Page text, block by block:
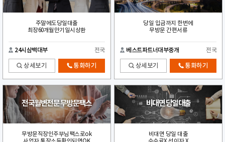
주말에도당일대출
최장60개월만기일시상환
24시삼백대부 전국
상세보기 통화하기
당일 입금까지 한번에
무방문 간편서류
베스트파트너대부중개 전국
상세보기 통화하기
전국월변전문 무방문팩스
무방문직장인주부님팩스로ok
비대면 당일대출
비대면 당일 대출